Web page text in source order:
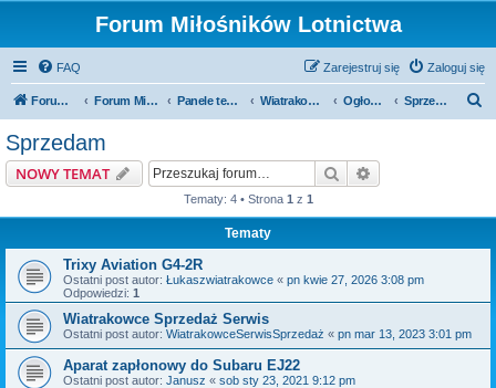
Forum Miłośników Lotnictwa
FAQ Zaloguj się
Zarejestruj się
Forum Miłośników Lotnictwa Forum Miłośników Lotnictwa Panele tematyczne Wiatrakowce Ogłoszenia Sprzedam
Sprzedam
NOWY TEMAT Szukaj
Tematy: 4 • Strona 1 z 1
Tematy
Trixy Aviation G4-2R
Ostatni post autor: Łukaszwiatrakowce « pn kwie 27, 2026 3:08 pm
Odpowiedzi: 1
Wiatrakowce Sprzedaż Serwis
Ostatni post autor: WiatrakowceSerwisSprzedaż « pn mar 13, 2023 3:01 pm
Aparat zapłonowy do Subaru EJ22
Ostatni post autor: Janusz « sob sty 23, 2021 9:12 pm